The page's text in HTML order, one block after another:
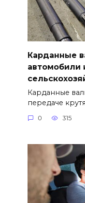
Карданные
автомобили
Карданные
передаче
0 315